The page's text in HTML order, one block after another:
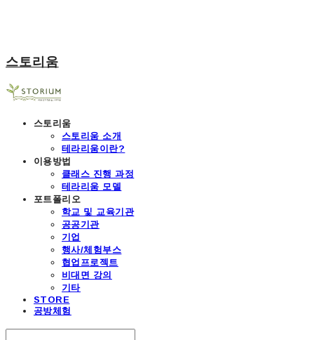
스토리움
스토리움
스토리움 소개
테라리움이란?
이용방법
클래스 진행 과정
테라리움 모델
포트폴리오
학교 및 교육기관
공공기관
기업
행사/체험부스
협업프로젝트
비대면 강의
기타
STORE
공방체험